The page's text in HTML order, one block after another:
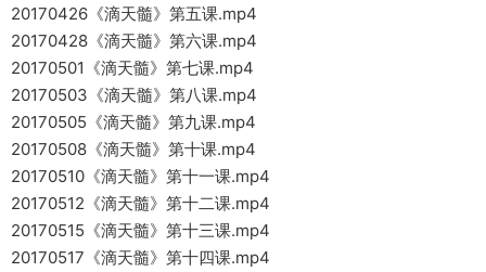
20170426《滴天髓》第五课.mp4
20170428《滴天髓》第六课.mp4
20170501《滴天髓》第七课.mp4
20170503《滴天髓》第八课.mp4
20170505《滴天髓》第九课.mp4
20170508《滴天髓》第十课.mp4
20170510《滴天髓》第十一课.mp4
20170512《滴天髓》第十二课.mp4
20170515《滴天髓》第十三课.mp4
20170517《滴天髓》第十四课.mp4